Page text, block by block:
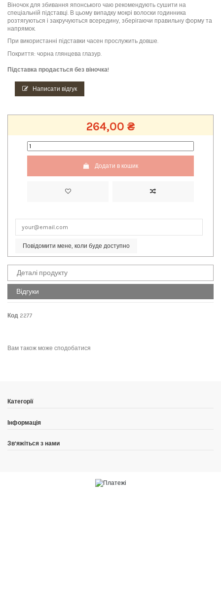
Віночок для збивання японського чаю рекомендують сушити на
спеціальній підставці. В цьому випадку мокрі волоски годинника
розтягуються і закручуються всередину, зберігаючи правильну форму та
напрямок.
При використанні підставки часен прослужить довше.
Покриття: чорна глянцева глазур.
Підставка продається без віночка!
Написати відгук
264,00 ₴
Додати в кошик
Повідомити мене, коли буде доступно
Деталі продукту
Відгуки
Код 2277
Вам також може сподобатися
Категорії
Інформація
Зв'яжіться з нами